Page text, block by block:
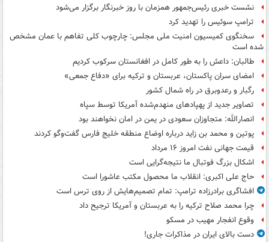
نشست خبری رئیس‌جمهور همزمان با روز خبرنگار برگزار می‌شود
ترامپ سوئیس را تهدید کرد
سخنگوی کمیسیون امنیت ملی مجلس: چارچوب کلی تفاهم با عمان مشخص
شده است
طالبان: داعش را به طور کامل در افغانستان سرکوب کردیم
امضای سران پاکستان، عربستان و ترکیه برای «دفاع جمعی»
رگبار و رعدوبرق در راه شمال کشور
تصاویر جدید از پهپادهای منهدم‌شده آمریکا توسط سپاه
انصارالله: متجاوزان سعودی در یمن در امان نخواهند بود
پوتین و محمد بن زاید درباره اوضاع منطقه خلیج فارس گفت‌وگو کردند
قیمت جهانی نفت امروز ۱۶ مرداد
اشکال بزرگ فوتبال ما نتیجه‌گرایی است
حاج علی اکبری: انقلاب ما محصول مکتب عاشورا است
افشاگری برادرزاده ترامپ: تمام تصمیم‌هایش از روی ترس است
چرا محمد صلاح ترکیه را به عربستان و آمریکا ترجیح داد
وقوع انفجار مهیب در مسکو
دست بالای ایران در مذاکرات جاری!